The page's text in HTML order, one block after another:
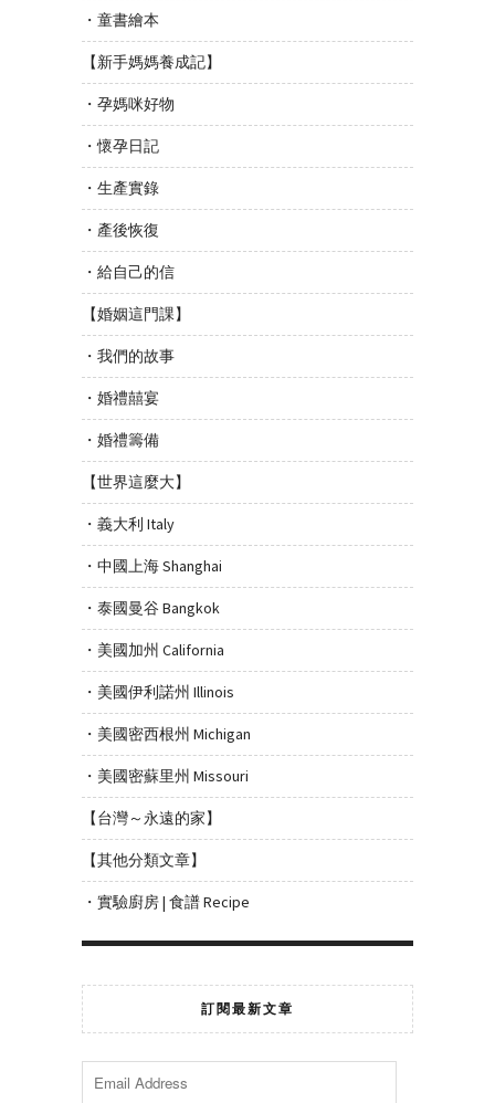
・童書繪本
【新手媽媽養成記】
・孕媽咪好物
・懷孕日記
・生產實錄
・產後恢復
・給自己的信
【婚姻這門課】
・我們的故事
・婚禮囍宴
・婚禮籌備
【世界這麼大】
・義大利 Italy
・中國上海 Shanghai
・泰國曼谷 Bangkok
・美國加州 California
・美國伊利諾州 Illinois
・美國密西根州 Michigan
・美國密蘇里州 Missouri
【台灣～永遠的家】
【其他分類文章】
・實驗廚房 | 食譜 Recipe
訂閱最新文章